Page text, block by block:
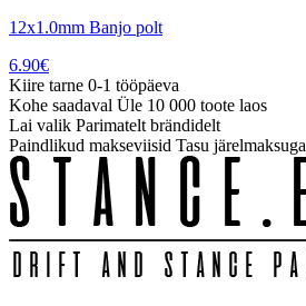
12x1.0mm Banjo polt
6.90€
Kiire tarne 0-1 tööpäeva
Kohe saadaval Üle 10 000 toote laos
Lai valik Parimatelt brändidelt
Paindlikud makseviisid Tasu järelmaksuga